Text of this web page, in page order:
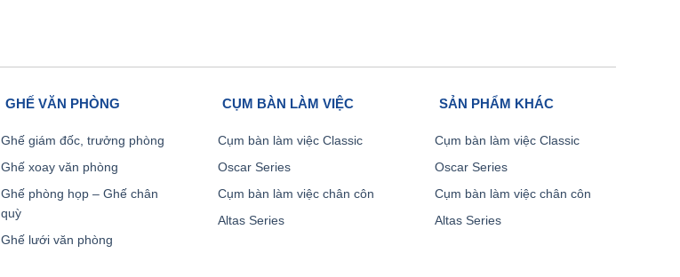
GHẾ VĂN PHÒNG
Ghế giám đốc, trưởng phòng
Ghế xoay văn phòng
Ghế phòng họp – Ghế chân
quỳ
Ghế lưới văn phòng
CỤM BÀN LÀM VIỆC
Cụm bàn làm việc Classic
Oscar Series
Cụm bàn làm việc chân côn
Altas Series
SẢN PHẨM KHÁC
Cụm bàn làm việc Classic
Oscar Series
Cụm bàn làm việc chân côn
Altas Series